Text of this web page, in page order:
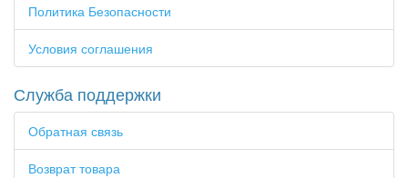
Политика Безопасности
Условия соглашения
Служба поддержки
Обратная связь
Возврат товара